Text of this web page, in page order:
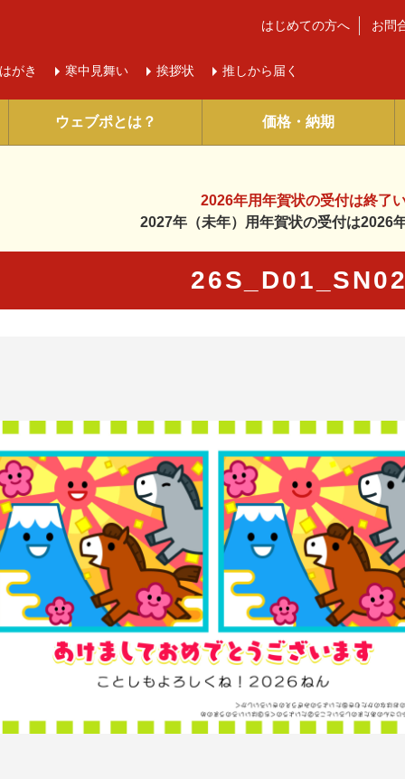
はがき 寒中 見舞い 挨拶状 推しから届く
はじめての方へ お問
ウェブポとは？ 価格・納期
2026年用年賀状の受付は終了
2027年（未年）用年賀状の受付は2026